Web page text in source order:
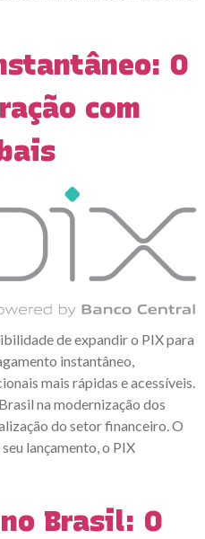
O
com
de expandir o PIX para
instantâneo,
mais rápidas e acessíveis.
na modernização dos
do setor financeiro. O
lançamento, o PIX
Brasil: O